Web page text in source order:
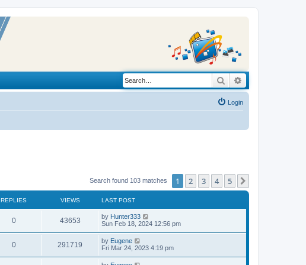
Search
Login
Search found 103 matches 1 2 3 4 5
REPLIES VIEWS LAST POST
0R
e
43653V
i
L
a
t
p
o
s
by Hunter333
Sun Feb 18, 2024 12:56 pm
0R
e
291719
i
L
a
t
by Eugene
Fri Mar 24, 2023 4:19 pm